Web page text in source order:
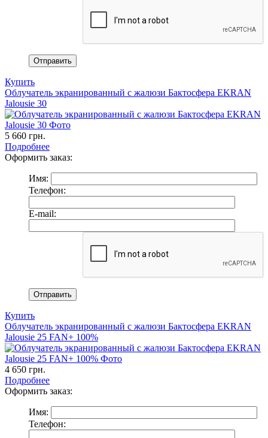
Купить
Облучатель экранированный с жалюзи Бактосфера EKRAN
Jalousie 30
5 660 грн.
Подробнее
Оформить заказ:
Имя:
Телефон:
E-mail:
Купить
Облучатель экранированный с жалюзи Бактосфера EKRAN
Jalousie 25 FAN+ 100%
4 650 грн.
Подробнее
Оформить заказ:
Имя:
Телефон: